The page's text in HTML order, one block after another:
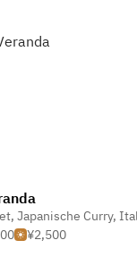
, Japanische Curry,
¥2,500